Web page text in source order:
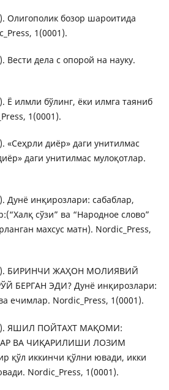
Олигополик бозор шароитида
1(0001).
Вести дела с опорой на науку.
Ё илмли бўлинг, ёки илмга таяниб
1(0001).
«Сеҳрли диёр» даги унитилмас
даги унитилмас мулоқотлар.
Дунё инқирозлари: сабаблар,
сўзи” ва “Народное слово”
махсус матн). Nordic_Press,
БИРИНЧИ ЖАҲОН МОЛИЯВИЙ
БЕРГАН ЭДИ? Дунё инқирозлари:
ечимлар. Nordic_Press, 1(0001).
ЯШИЛ ПОЙТАХТ МАҚОМИ:
ВА ЧИҚАРИЛИШИ ЛОЗИМ
қўл иккинчи қўлни ювади, икки
Nordic_Press, 1(0001).